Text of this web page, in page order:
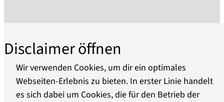
Die 1961 eröffnete Gedenkstätte gehört seit 1993
zur Stiftung Brandenburgische Gedenkstätten.
Die damals begonnene Sanierung und
Neugestaltung folgt einem dezentralen
Gesamtkonzept folgt, das dem Besucher die
Über uns
Disclaimer öffnen
Wir verwenden Cookies, um dir ein optimales
Webseiten-Erlebnis zu bieten. In erster Linie handelt
es sich dabei um Cookies, die für den Betrieb der